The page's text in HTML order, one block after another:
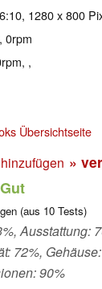
1280 x 800
0rpm
,
Übersichtseite
»
(aus 10 Tests)
Ausstattung:
72%,
90%